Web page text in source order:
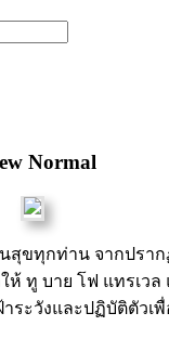
Normal
ขทุกท่าน จากปราก
ห้ ทู บาย โฟ แทรเว
ระวังและปฏิบัติตัวเ